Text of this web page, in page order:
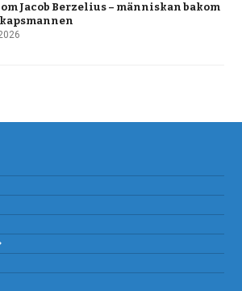
om Jacob Berzelius – människan bakom